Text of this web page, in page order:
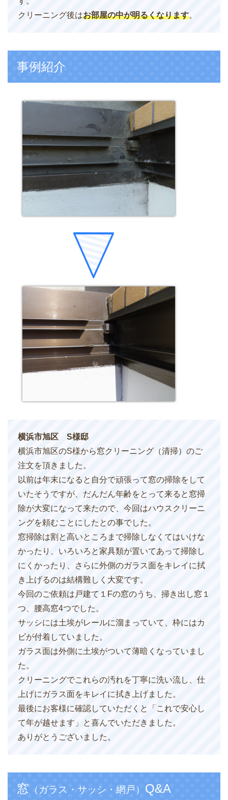
クリーニング後はお部屋の中が明るくなります。
事例紹介
横浜市旭区 S様邸
横浜市旭区のS様から窓クリーニング（清掃）のご
注文を頂きました。
以前は年末になると自分で頑張って窓の掃除をして
いたそうですが、だんだん年齢をとって来ると窓掃
除が大変になって来たので、今回はハウスクリーニ
ングを頼むことにしたとの事でした。
窓掃除は割と高いところまで掃除しなくてはいけな
かったり、いろいろと家具類が置いてあって掃除し
にくかったり、さらに外側のガラス面をキレイに拭
き上げるのは結構難しく大変です。
今回のご依頼は戸建て１Fの窓のうち、掃き出し窓１
つ、腰高窓4つでした。
サッシには土埃がレールに溜まっていて、枠にはカ
ビが付着していました。
ガラス面は外側に土埃がついて薄暗くなっていまし
た。
クリーニングでこれらの汚れを丁寧に洗い流し、仕
上げにガラス面をキレイに拭き上げました。
最後にお客様に確認していただくと「これで安心し
て年が越せます」と喜んでいただきました。
ありがとうございました。
窓 （ガラス・サッシ・網戸） Q&A